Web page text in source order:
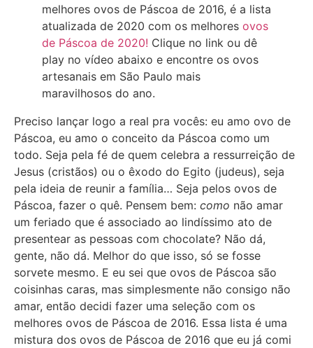
melhores ovos de Páscoa de 2016, é a lista
atualizada de 2020 com os melhores ovos
de Páscoa de 2020! Clique no link ou dê
play no vídeo abaixo e encontre os ovos
artesanais em São Paulo mais
maravilhosos do ano.
Preciso lançar logo a real pra vocês: eu amo ovo de
Páscoa, eu amo o conceito da Páscoa como um
todo. Seja pela fé de quem celebra a ressurreição de
Jesus (cristãos) ou o êxodo do Egito (judeus), seja
pela ideia de reunir a família… Seja pelos ovos de
Páscoa, fazer o quê. Pensem bem: como não amar
um feriado que é associado ao lindíssimo ato de
presentear as pessoas com chocolate? Não dá,
gente, não dá. Melhor do que isso, só se fosse
sorvete mesmo. E eu sei que ovos de Páscoa são
coisinhas caras, mas simplesmente não consigo não
amar, então decidi fazer uma seleção com os
melhores ovos de Páscoa de 2016. Essa lista é uma
mistura dos ovos de Páscoa de 2016 que eu já comi